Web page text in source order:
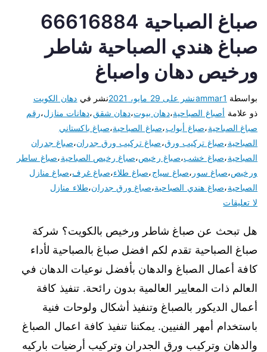
صباغ الصباحية 66616884
صباغ هندي الصباحية شاطر
ورخيص دهان واصباغ
بواسطة ammar1نشر على 29 مايو، 2021 نشر في دهان الكويت
ذو علامة أصباغ الصباحية،دهان بيوت،دهان شقق،دهانات منازل،رقم
صباغ الصباحية،صباغ أبواب،صباغ الصباحية،صباغ باكستاني
الصباحية،صباغ تركيب ورق،صباغ تركيب ورق جدران،صباغ جدران
الصباحية،صباغ خشب،صباغ رخيص،صباغ رخيص الصباحية،صباغ ساطر
ورخيص،صباغ سور ،صباغ سياج،صباغ طلاء،صباغ غرف،صباغ منازل
الصباحية،صباغ هندي الصباحية،صباغ ورق جدران،طلاء منازل
لا تعليقات
هل تبحث عن صباغ شاطر ورخيص بالكويت؟ شركة
صباغ الصباحية تقدم لكم افضل صباغ بالصباحية لأداء
كافة أعمال الصباغ والدهان بأفضل نوعيات الدهان في
العالم ذات المعايير العالمية بدون رائحة. تنفيذ كافة
أعمال الديكور بالصباغ وتنفيذ أشكال ولوحات فنية
باستخدام أمهر الفنيين. يمكننا تنفيذ كافة اعمال الصباغ
والدهان وتركيب ورق الجدران وتركيب أرضيات باركيه